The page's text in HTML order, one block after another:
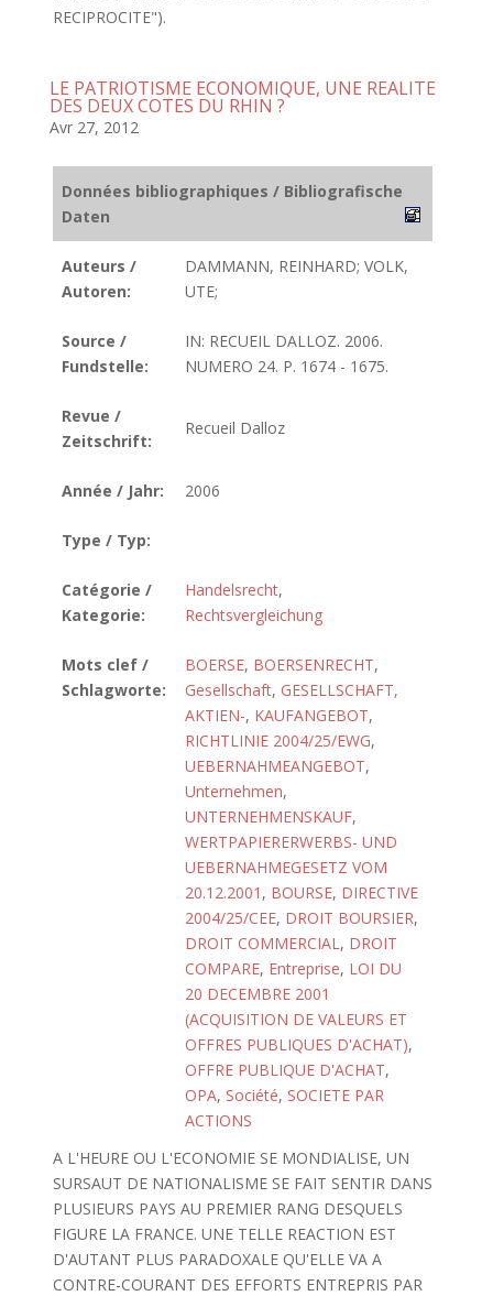
RECIPROCITE").
LE PATRIOTISME ECONOMIQUE, UNE REALITE
DES DEUX COTES DU RHIN ?
Avr 27, 2012
Données bibliographiques / Bibliografische
Daten
Auteurs /
Autoren:
DAMMANN, REINHARD; VOLK,
UTE;
Source /
Fundstelle:
IN: RECUEIL DALLOZ. 2006.
NUMERO 24. P. 1674 - 1675.
Revue /
Zeitschrift:
Recueil Dalloz
Année / Jahr: 2006
Type / Typ:
Catégorie /
Kategorie:
Handelsrecht,
Rechtsvergleichung
Mots clef /
Schlagworte:
BOERSE, BOERSENRECHT,
Gesellschaft, GESELLSCHAFT,
AKTIEN-, KAUFANGEBOT,
RICHTLINIE 2004/25/EWG,
UEBERNAHMEANGEBOT,
Unternehmen,
UNTERNEHMENSKAUF,
WERTPAPIERERWERBS- UND
UEBERNAHMEGESETZ VOM
20.12.2001 , BOURSE, DIRECTIVE
2004/25/CEE, DROIT BOURSIER,
DROIT COMMERCIAL, DROIT
COMPARE, Entreprise, LOI DU
20 DECEMBRE 2001
(ACQUISITION DE VALEURS ET
OFFRES PUBLIQUES D'ACHAT),
OFFRE PUBLIQUE D'ACHAT,
OPA, Société, SOCIETE PAR
ACTIONS
A L'HEURE OU L'ECONOMIE SE MONDIALISE, UN
SURSAUT DE NATIONALISME SE FAIT SENTIR DANS
PLUSIEURS PAYS AU PREMIER RANG DESQUELS
FIGURE LA FRANCE. UNE TELLE REACTION EST
D'AUTANT PLUS PARADOXALE QU'ELLE VA A
CONTRE-COURANT DES EFFORTS ENTREPRIS PAR